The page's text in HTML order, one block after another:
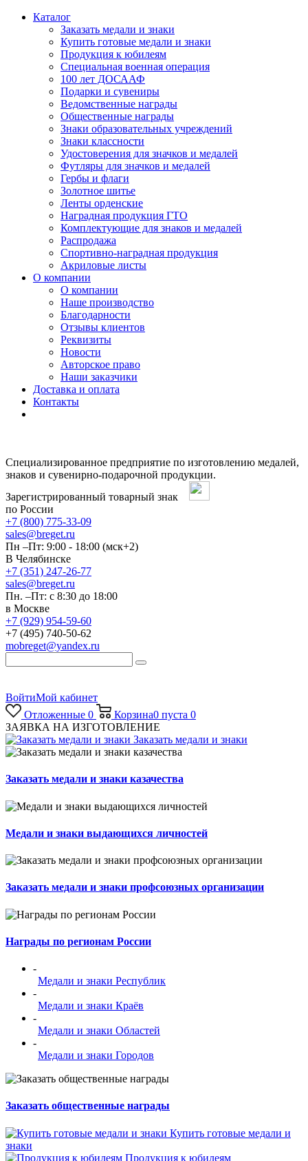
Каталог
Заказать медали и знаки
Купить готовые медали и знаки
Продукция к юбилеям
Специальная военная операция
100 лет ДОСААФ
Подарки и сувениры
Ведомственные награды
Общественные награды
Знаки образовательных учреждений
Знаки классности
Удостоверения для значков и медалей
Футляры для значков и медалей
Гербы и флаги
Золотное шитье
Ленты орденские
Наградная продукция ГТО
Комплектующие для знаков и медалей
Распродажа
Спортивно-наградная продукция
Акриловые листы
О компании
О компании
Наше производство
Благодарности
Отзывы клиентов
Реквизиты
Новости
Авторское право
Наши заказчики
Доставка и оплата
Контакты
Специализированное предприятие по изготовлению медалей,
знаков и сувенирно-подарочной продукции.
Зарегистрированный товарный знак
по России
+7 (800) 775-33-09
sales@breget.ru
Пн –Пт: 9:00 - 18:00 (мск+2)
В Челябинске
+7 (351) 247-26-77
sales@breget.ru
Пн. –Пт: с 8:30 до 18:00
в Москве
+7 (929) 954-59-60
+7 (495) 740-50-62
mobreget@yandex.ru
ВойтиМой кабинет
Отложенные 0 Корзина0 пуста 0
ЗАЯВКА НА ИЗГОТОВЛЕНИЕ
Заказать медали и знаки
Заказать медали и знаки казачества
Медали и знаки выдающихся личностей
Заказать медали и знаки профсоюзных организации
Награды по регионам России
-
Медали и знаки Республик
-
Медали и знаки Краёв
-
Медали и знаки Областей
-
Медали и знаки Городов
Заказать общественные награды
Купить готовые медали и
знаки
Продукция к юбилеям